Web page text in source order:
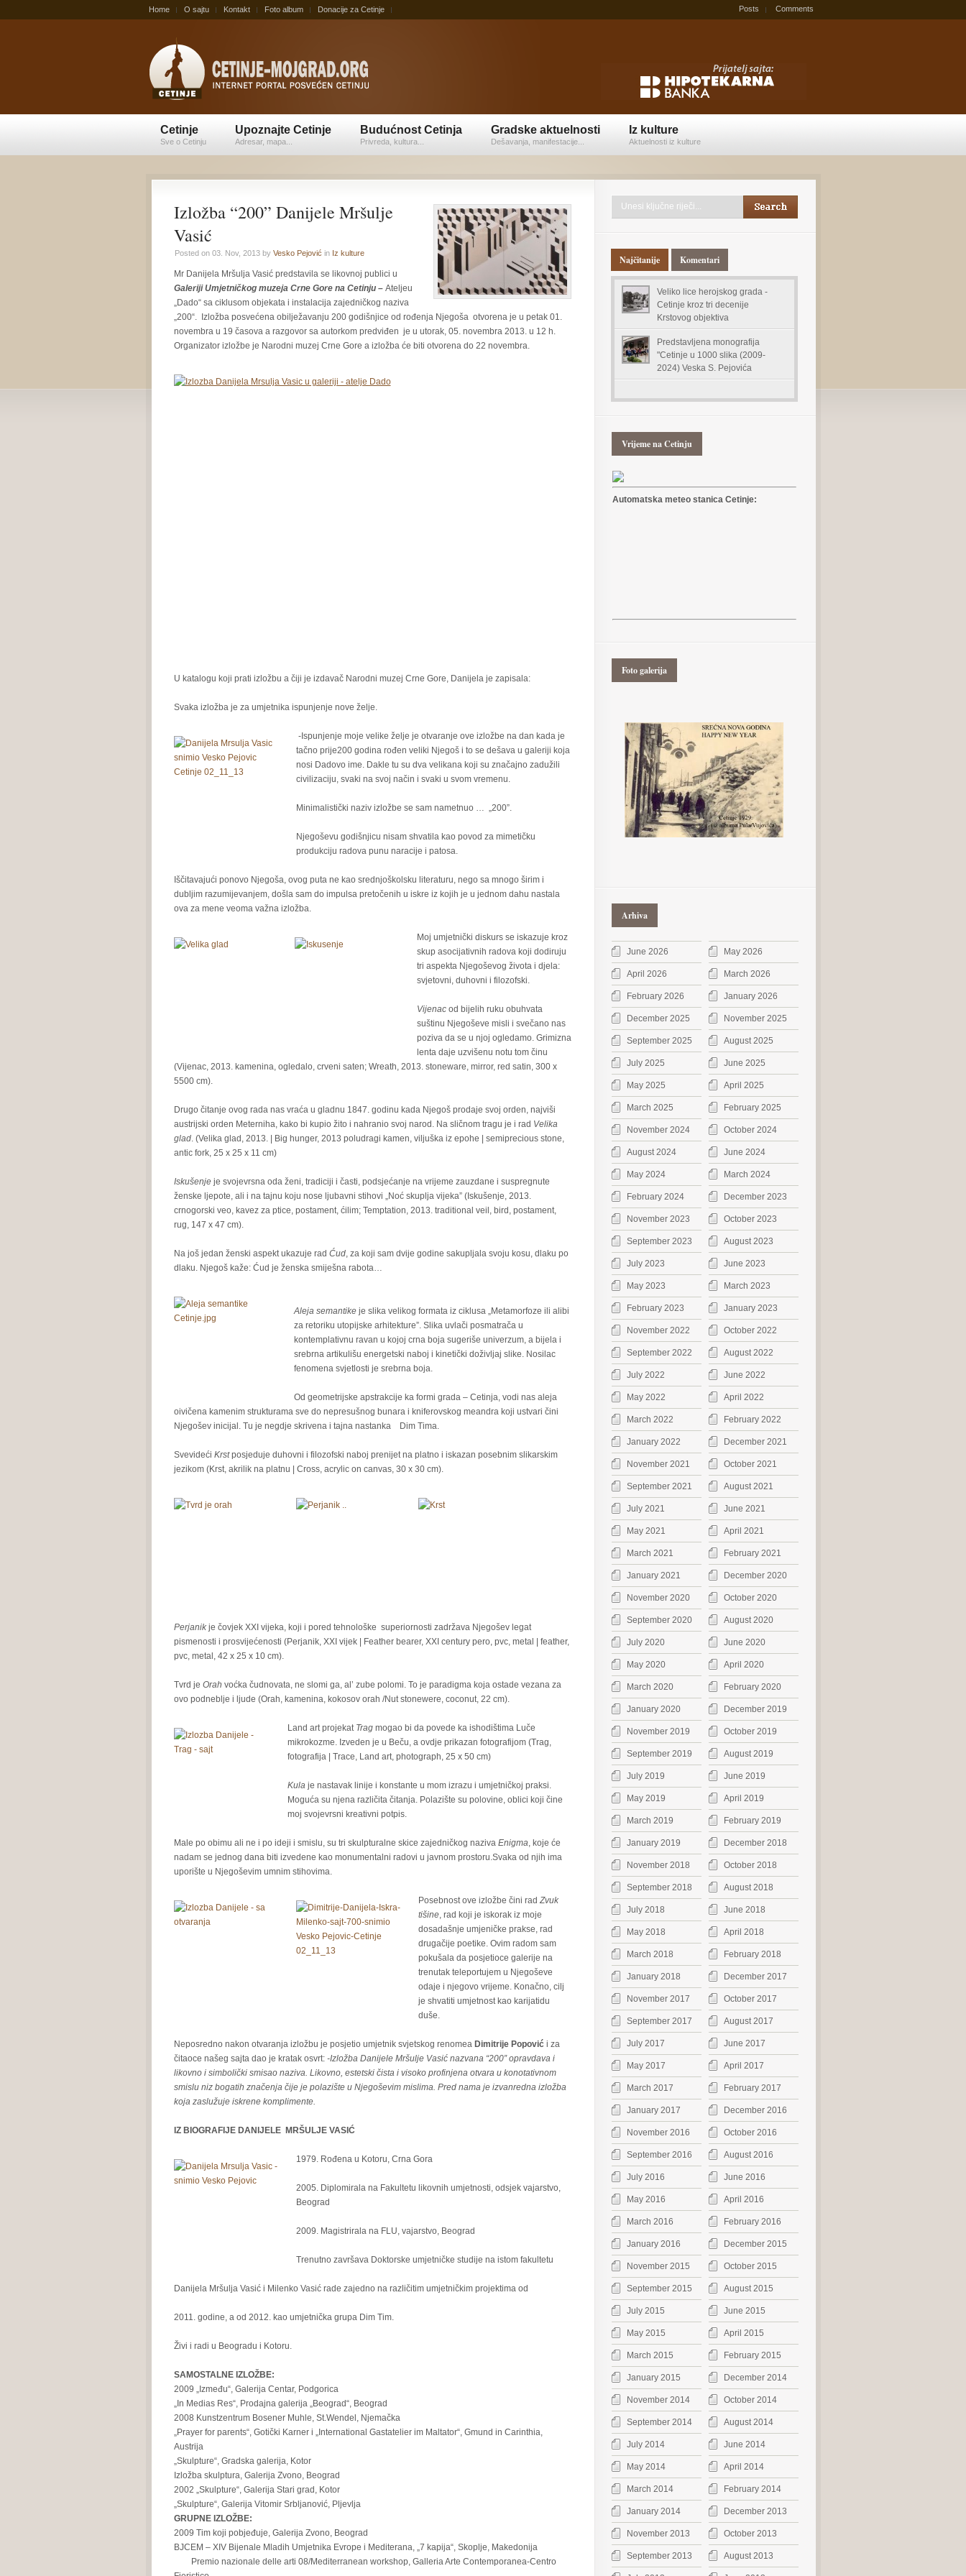
Home O sajtu Kontakt Foto album Donacije za Cetinje Posts Comments
Cetinje
Sve o Cetinju
Upoznajte Cetinje
Adresar, mapa...
Budućnost Cetinja
Privreda, kultura...
Gradske aktuelnosti
Dešavanja, manifestacije...
Iz kulture
Aktuelnosti iz kulture
Izložba “200” Danijele Mršulje
Vasić
Posted on 03. Nov, 2013 by Vesko Pejović in Iz kulture
Mr Danijela Mršulja Vasić predstavila se likovnoj publici u
Galeriji Umjetničkog muzeja Crne Gore na Cetinju – Ateljeu
„Dado“ sa ciklusom objekata i instalacija zajedničkog naziva
„200“. Izložba posvećena obilježavanju 200 godišnjice od rođenja Njegoša otvorena je u petak 01.
novembra u 19 časova a razgovor sa autorkom predviđen je u utorak, 05. novembra 2013. u 12 h.
Organizator izložbe je Narodni muzej Crne Gore a izložba će biti otvorena do 22 novembra.
U katalogu koji prati izložbu a čiji je izdavač Narodni muzej Crne Gore, Danijela je zapisala:
Svaka izložba je za umjetnika ispunjenje nove želje.
-Ispunjenje moje velike želje je otvaranje ove izložbe na dan kada je
tačno prije200 godina rođen veliki Njegoš i to se dešava u galeriji koja
nosi Dadovo ime. Dakle tu su dva velikana koji su značajno zadužili
civilizaciju, svaki na svoj način i svaki u svom vremenu.
Minimalistički naziv izložbe se sam nametnuo … „200”.
Njegoševu godišnjicu nisam shvatila kao povod za mimetičku
produkciju radova punu naracije i patosa.
Iščitavajući ponovo Njegoša, ovog puta ne kao srednjoškolsku literaturu, nego sa mnogo širim i
dubljim razumijevanjem, došla sam do impulsa pretočenih u iskre iz kojih je u jednom dahu nastala
ova za mene veoma važna izložba.
Moj umjetnički diskurs se iskazuje kroz
skup asocijativnih radova koji dodiruju
tri aspekta Njegoševog života i djela:
svjetovni, duhovni i filozofski.
Vijenac od bijelih ruku obuhvata
suštinu Njegoševe misli i svečano nas
poziva da se u njoj ogledamo. Grimizna
lenta daje uzvišenu notu tom činu
(Vijenac, 2013. kamenina, ogledalo, crveni saten; Wreath, 2013. stoneware, mirror, red satin, 300 x
5500 cm).
Drugo čitanje ovog rada nas vraća u gladnu 1847. godinu kada Njegoš prodaje svoj orden, najviši
austrijski orden Meterniha, kako bi kupio žito i nahranio svoj narod. Na sličnom tragu je i rad Velika
glad. (Velika glad, 2013. | Big hunger, 2013 poludragi kamen, viljuška iz epohe | semiprecious stone,
antic fork, 25 x 25 x 11 cm)
Iskušenje je svojevrsna oda ženi, tradiciji i časti, podsjećanje na vrijeme zauzdane i suspregnute
ženske ljepote, ali i na tajnu koju nose ljubavni stihovi „Noć skuplja vijeka” (Iskušenje, 2013.
crnogorski veo, kavez za ptice, postament, ćilim; Temptation, 2013. traditional veil, bird, postament,
rug, 147 x 47 cm).
Na još jedan ženski aspekt ukazuje rad Ćud, za koji sam dvije godine sakupljala svoju kosu, dlaku po
dlaku. Njegoš kaže: Ćud je ženska smiješna rabota…
Aleja semantike je slika velikog formata iz ciklusa „Metamorfoze ili alibi
za retoriku utopijske arhitekture”. Slika uvlači posmatrača u
kontemplativnu ravan u kojoj crna boja sugeriše univerzum, a bijela i
srebrna artikulišu energetski naboj i kinetički doživljaj slike. Nosilac
fenomena svjetlosti je srebrna boja.
Od geometrijske apstrakcije ka formi grada – Cetinja, vodi nas aleja
oivičena kamenim strukturama sve do nepresušnog bunara i kniferovskog meandra koji ustvari čini
Njegošev inicijal. Tu je negdje skrivena i tajna nastanka Dim Tima.
Svevideći Krstposjeduje duhovni i filozofski naboj prenijet na platno i iskazan posebnim slikarskim
jezikom (Krst, akrilik na platnu | Cross, acrylic on canvas, 30 x 30 cm).
Perjanik je čovjek XXI vijeka, koji i pored tehnološke superiornosti zadržava Njegošev legat
pismenosti i prosvijećenosti (Perjanik, XXI vijek | Feather bearer, XXI century pero, pvc, metal | feather,
pvc, metal, 42 x 25 x 10 cm).
Tvrd je Orah voćka čudnovata, ne slomi ga, al’ zube polomi. To je paradigma koja ostade vezana za
ovo podneblje i ljude (Orah, kamenina, kokosov orah /Nut stonewere, coconut, 22 cm).
Land art projekat Trag mogao bi da povede ka ishodištima Luče
mikrokozme. Izveden je u Beču, a ovdje prikazan fotografijom (Trag,
fotografija | Trace, Land art, photograph, 25 x 50 cm)
Kula je nastavak linije i konstante u mom izrazu i umjetničkoj praksi.
Moguća su njena različita čitanja. Polazište su polovine, oblici koji čine
moj svojevrsni kreativni potpis.
Male po obimu ali ne i po ideji i smislu, su tri skulpturalne skice zajedničkog naziva Enigma, koje će
nadam se jednog dana biti izvedene kao monumentalni radovi u javnom prostoru.Svaka od njih ima
uporište u Njegoševim umnim stihovima.
Posebnost ove izložbe čini rad Zvuk
tišine, rad koji je iskorak iz moje
dosadašnje umjeničke prakse, rad
drugačije poetike. Ovim radom sam
pokušala da posjetioce galerije na
trenutak teleportujem u Njegoševe
odaje i njegovo vrijeme. Konačno, cilj
je shvatiti umjetnost kao karijatidu
duše.
Neposredno nakon otvaranja izložbu je posjetio umjetnik svjetskog renomea Dimitrije Popovići za
čitaoce našeg sajta dao je kratak osvrt: -Izložba Danijele Mršulje Vasić nazvana “200” opravdava i
likovno i simbolički smisao naziva. Likovno, estetski čista i visoko profinjena otvara u konotativnom
smislu niz bogatih značenja čije je polazište u Njegoševim mislima. Pred nama je izvanredna izložba
koja zaslužuje iskrene komplimente.
IZ BIOGRAFIJE DANIJELE MRŠULJE VASIĆ
1979. Rođena u Kotoru, Crna Gora
2005. Diplomirala na Fakultetu likovnih umjetnosti, odsjek vajarstvo,
Beograd
2009. Magistrirala na FLU, vajarstvo, Beograd
Trenutno završava Doktorske umjetničke studije na istom fakultetu
Danijela Mršulja Vasić i Milenko Vasić rade zajedno na različitim umjetničkim projektima od
2011. godine, a od 2012. kao umjetnička grupa Dim Tim.
Živi i radi u Beogradu i Kotoru.
SAMOSTALNE IZLOŽBE:
2009 „Između“, Galerija Centar, Podgorica
„In Medias Res“, Prodajna galerija „Beograd“, Beograd
2008 Kunstzentrum Bosener Muhle, St.Wendel, Njemačka
„Prayer for parents“, Gotički Karner i „International Gastatelier im Maltator“, Gmund in Carinthia,
Austrija
„Skulpture“, Gradska galerija, Kotor
Izložba skulptura, Galerija Zvono, Beograd
2002 „Skulpture“, Galerija Stari grad, Kotor
„Skulpture“, Galerija Vitomir Srbljanović, Pljevlja
GRUPNE IZLOŽBE:
2009 Tim koji pobjeđuje, Galerija Zvono, Beograd
BJCEM – XIV Bijenale Mladih Umjetnika Evrope i Mediterana, „7 kapija“, Skoplje, Makedonija
Premio nazionale delle arti 08/Mediterranean workshop, Galleria Arte Contemporanea-Centro
Najčitanije Komentari
Veliko lice herojskog grada -
Cetinje kroz tri decenije
Krstovog objektiva
Predstavljena monografija
"Cetinje u 1000 slika (2009-
2024) Veska S. Pejovića
Vrijeme na Cetinju
Automatska meteo stanica Cetinje:
Foto galerija
Arhiva
June 2026 May 2026
April 2026 March 2026
February 2026 January 2026
December 2025 November 2025
September 2025 August 2025
July 2025 June 2025
May 2025 April 2025
March 2025 February 2025
November 2024 October 2024
August 2024 June 2024
May 2024 March 2024
February 2024 December 2023
November 2023 October 2023
September 2023 August 2023
July 2023 June 2023
May 2023 March 2023
February 2023 January 2023
November 2022 October 2022
September 2022 August 2022
July 2022 June 2022
May 2022 April 2022
March 2022 February 2022
January 2022 December 2021
November 2021 October 2021
September 2021 August 2021
July 2021 June 2021
May 2021 April 2021
March 2021 February 2021
January 2021 December 2020
November 2020 October 2020
September 2020 August 2020
July 2020 June 2020
May 2020 April 2020
March 2020 February 2020
January 2020 December 2019
November 2019 October 2019
September 2019 August 2019
July 2019 June 2019
May 2019 April 2019
March 2019 February 2019
January 2019 December 2018
November 2018 October 2018
September 2018 August 2018
July 2018 June 2018
May 2018 April 2018
March 2018 February 2018
January 2018 December 2017
November 2017 October 2017
September 2017 August 2017
July 2017 June 2017
May 2017 April 2017
March 2017 February 2017
January 2017 December 2016
November 2016 October 2016
September 2016 August 2016
July 2016 June 2016
May 2016 April 2016
March 2016 February 2016
January 2016 December 2015
November 2015 October 2015
September 2015 August 2015
July 2015 June 2015
May 2015 April 2015
March 2015 February 2015
January 2015 December 2014
November 2014 October 2014
September 2014 August 2014
July 2014 June 2014
May 2014 April 2014
March 2014 February 2014
January 2014 December 2013
November 2013 October 2013
September 2013 August 2013